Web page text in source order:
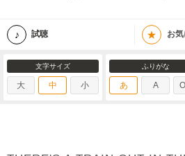
試聴 ★ お
文字サイズ
大 中 小
ふりがな
あ A